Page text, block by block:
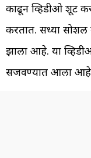
काढून व्हिडीओ शूट
करतात. सध्या सोशल
झाला आहे. या
सजवण्यात आला